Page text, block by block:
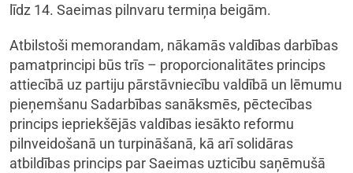
līdz 14. Saeimas pilnvaru termiņa beigām.
Atbilstoši memorandam, nākamās valdības darbības
pamatprincipi būs trīs – proporcionalitātes princips
attiecībā uz partiju pārstāvniecību valdībā un lēmumu
pieņemšanu Sadarbības sanāksmēs, pēctecības
princips iepriekšējās valdības iesākto reformu
pilnveidošanā un turpināšanā, kā arī solidāras
atbildības princips par Saeimas uzticību saņēmušā